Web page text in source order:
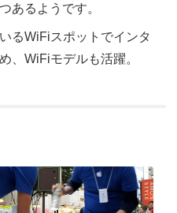
あるようです。
るWiFiスポットでインタ
、WiFiモデルも活躍。